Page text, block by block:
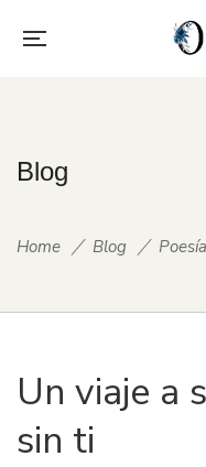
Blog
Home Blog Poesía
Un viaje a
sin ti